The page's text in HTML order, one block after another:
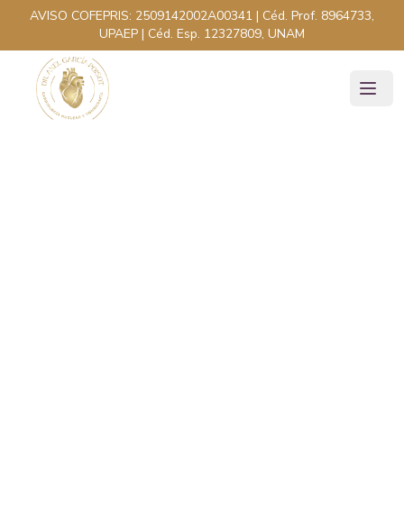
AVISO COFEPRIS: 2509142002A00341 | Céd. Prof. 8964733,
UPAEP | Céd. Esp. 12327809, UNAM